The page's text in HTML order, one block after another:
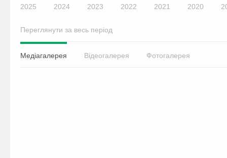
2025 2024 2023 2022 2021 2020
Переглянути за весь період
Медіагалерея Відеогалерея Фотогалерея